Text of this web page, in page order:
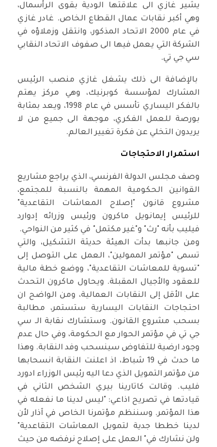
يشير غازي الى علاقتها الودية بقوى الرأسمال،
وهي أكبر نقابات عمال القطاع الخاص. غادر غازي
في عام 2000 الاتحاد المذكور، وانتقل وزملاؤه في
الشركة التي يعمل فيها الى صفوف الاتحاد النقابي
سي جي تي.
بالإضافة الى ذلك يشغل غازي منصب الرئيس
المشارك لمؤسسة كوبرنيك، وهي مركز يهتم
بالفكر اليساري تأسس في عام 1998، ويعد بمثابة
بورصة للعمل الفكري، موجهة الى جميع من لا
يريدون التخلي عن فكرة تغيير العالم.
استمرار الاحتجاجات
وصف مجلس الدولة الفرنسي، الذي يراجع مشاريع
القوانين الحكومية المهمة بالنسبة للمجتمع،
مشروع قانون "إصلاح المعاشات التقاعدية"
للرئيس إيمانويل ماكرون ورئيس وزرائه إدوارد
فيليب بأنه "رث" و"غير مكتمل" في كثير من النواحي.
ومن جانبها بدأت الهيئة حديثة التشكيل، والتي
تسمى "مؤتمر الممولين"، العمل على التوصل إلى
"تسوية للمعاشات التقاعدية"، ووضع خطة مالية
للعقود والأجيال المقبلة. ويحاول ماكرون التحدث
على الأقل إلى النقابات العمالية، ومن الواضح ان
احتجاجات النقابات اليسارية ستستمر، مطالبة
بسحب مشروع القانون. وستشارك نقابة الـ سي
جي تي في مؤتمر الحوار مع الحكومة، وفي حال عدم
وجود ارضية للتفاوض سينسحب وفد النقابة. وهذا
ما حدث في 19 شباط، اذ اعلنت النقابة انسحابها
من مؤتمر التمويل الذي دعا اليه رئيس الوزراء ادورد
فليب. وقالت كاتارينا بيري الشخص الثاني في
قيادتها في تصريح اذاعي: "ليس لدينا ما نفعله في
هذا المؤتمر. وسننظم مؤتمرنا الخاص في آذار لأن
لدينا خططا جدية لتمويل المعاشات التقاعدية"
ولن نشارك في" العمل على إصلاح نرفضه من حيث